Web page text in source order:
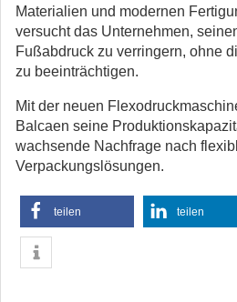
Materialien und modernen
versucht das Unternehmen,
Fußabdruck zu verringern, ohne
zu beeinträchtigen.
Mit der neuen
Balcaen seine
wachsende Nachfrage nach
Verpackungslösungen.
teilen teilen